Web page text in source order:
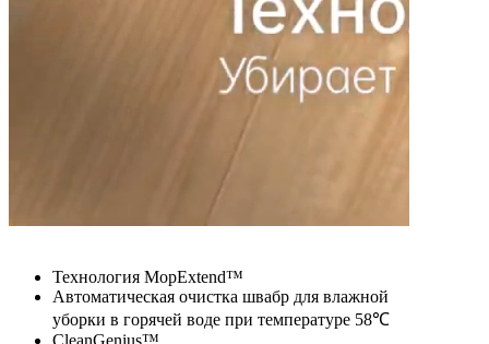
Технология MopExtend™
Автоматическая очистка швабр для влажной
уборки в горячей воде при температуре 58℃